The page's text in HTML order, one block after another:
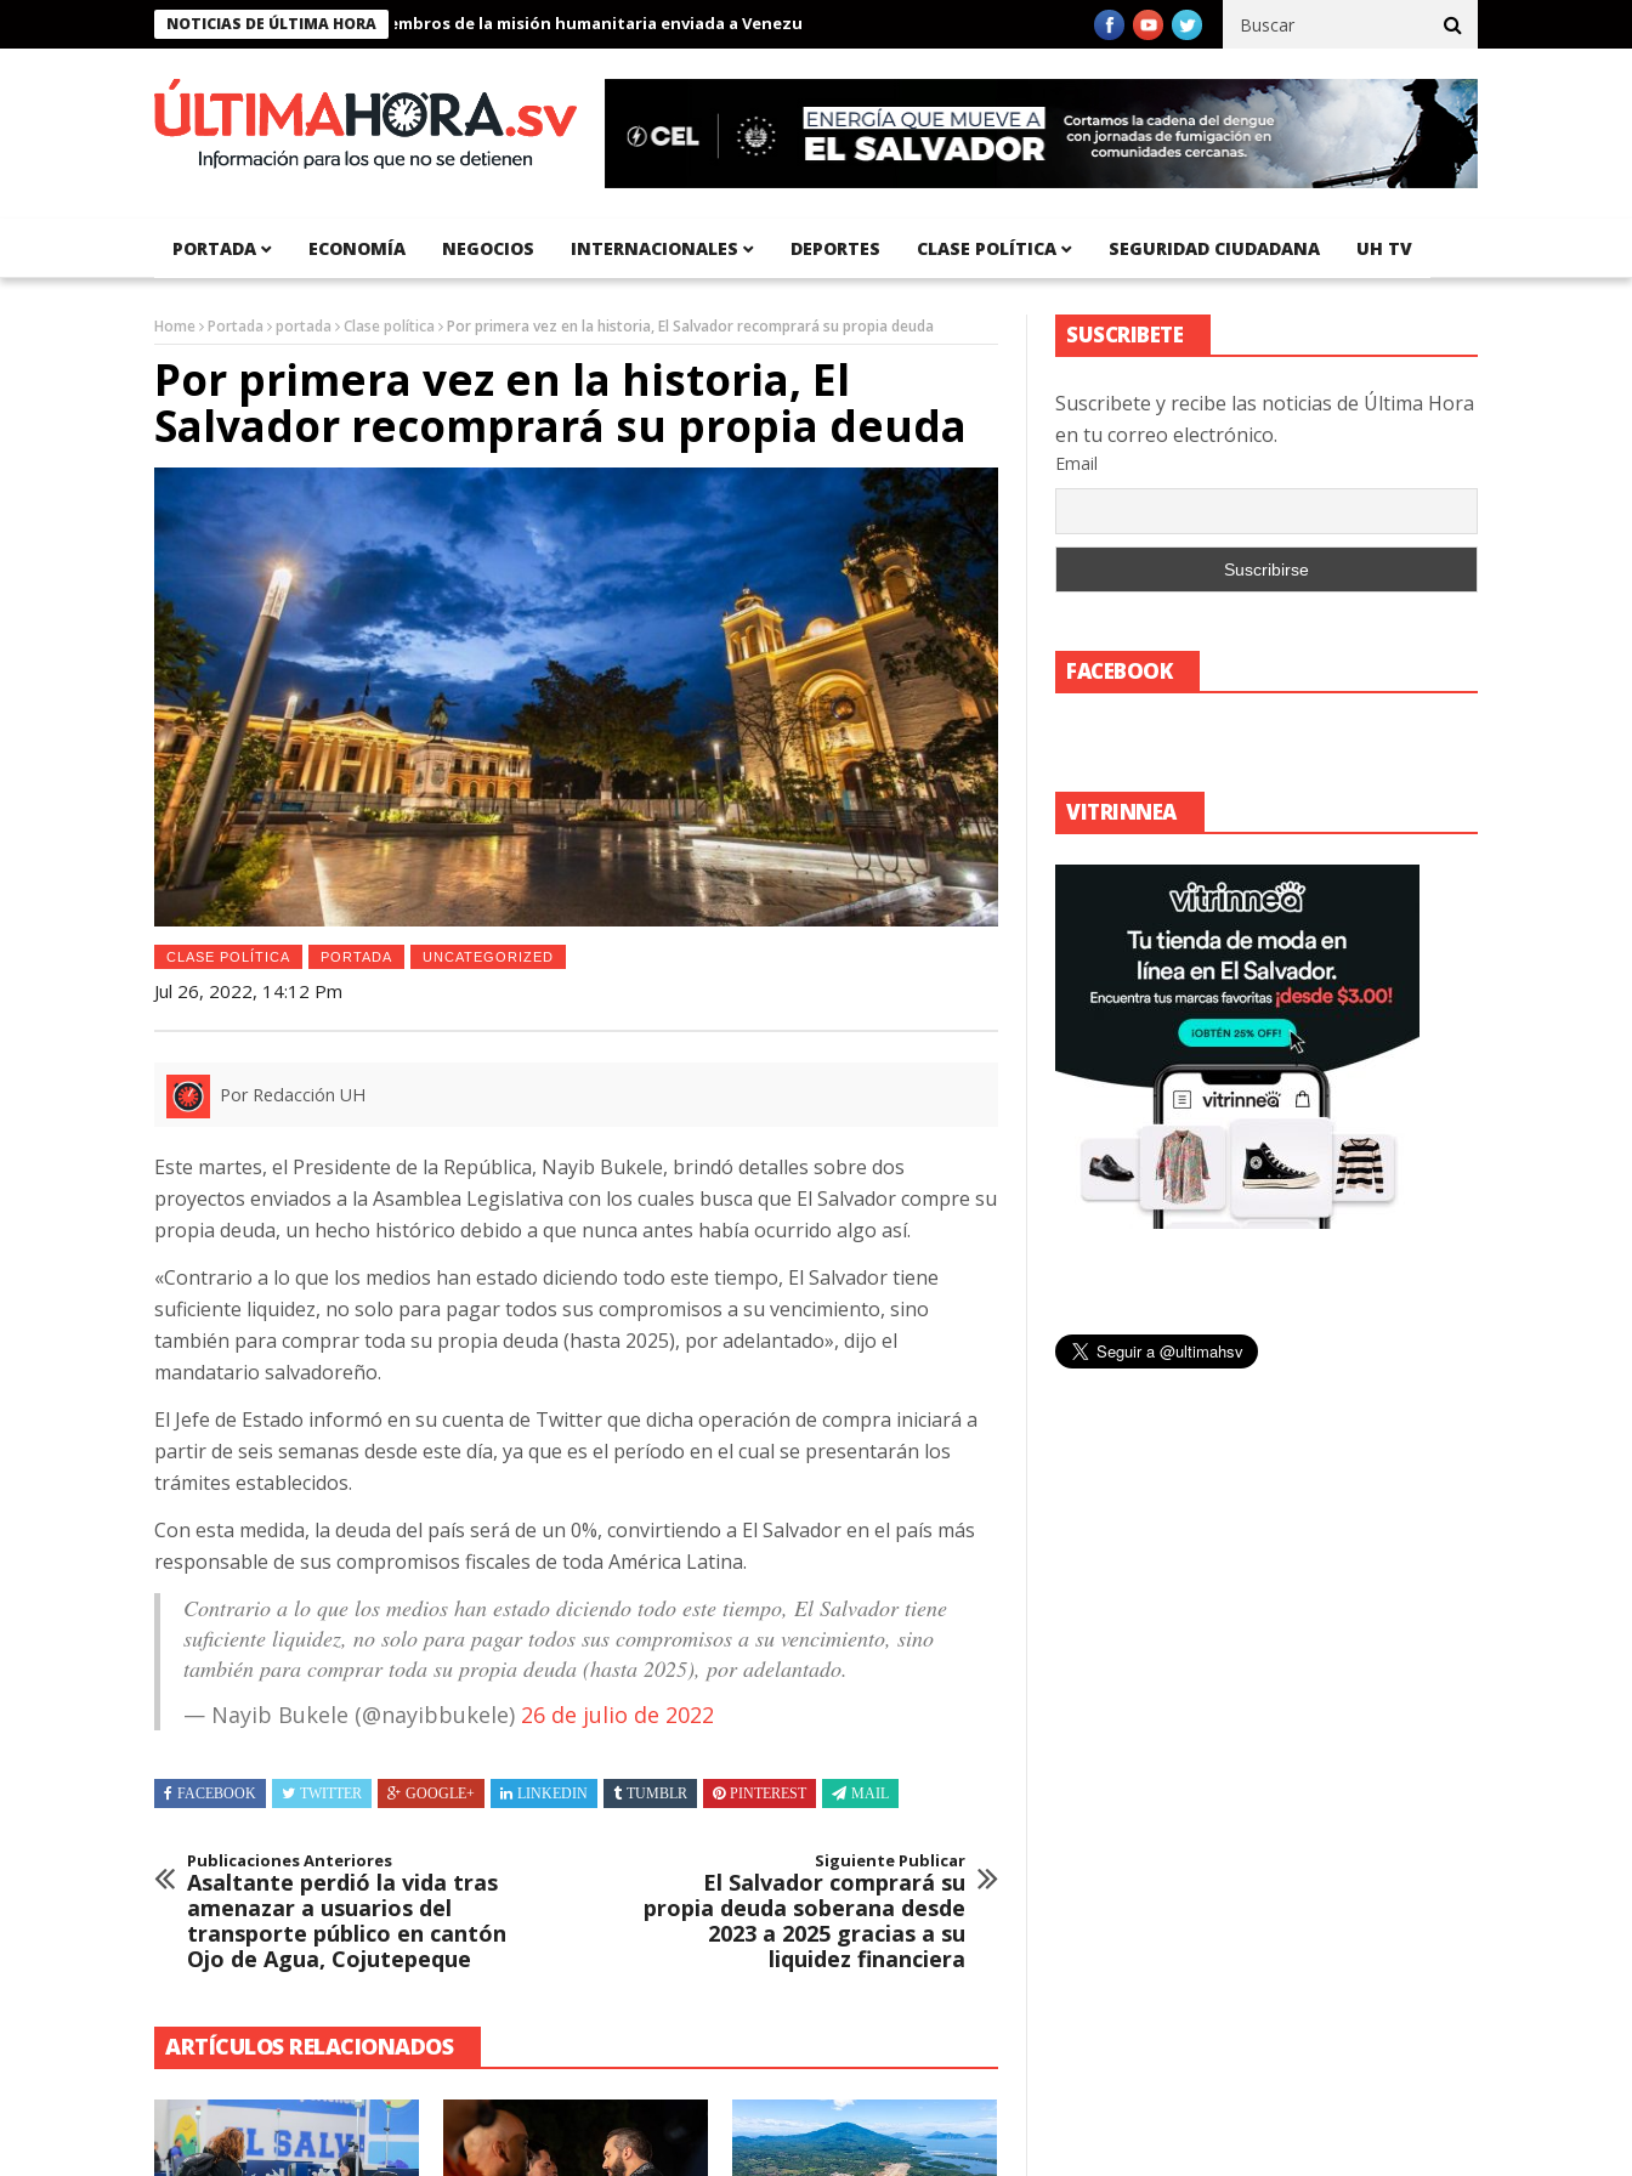
NOTICIAS DE ÚLTIMA HORA
Presidente Bukele condecora a miembros de la misión humanitaria enviada a Venezuela Aeropuerto Internacional del Pacífico registra 92 % de avance en obras de terracería
PORTADA ECONOMÍA NEGOCIOS INTERNACIONALES DEPORTES CLASE POLÍTICA SEGURIDAD CIUDADANA UH TV
Home Portada portada Clase política Por primera vez en la historia, El Salvador recomprará su propia deuda
Por primera vez en la historia, El
Salvador recomprará su propia deuda
CLASE POLÍTICA PORTADA UNCATEGORIZED
Jul 26, 2022, 14:12 Pm
Por Redacción UH
Este martes, el Presidente de la República, Nayib Bukele, brindó detalles sobre dos
proyectos enviados a la Asamblea Legislativa con los cuales busca que El Salvador compre su
propia deuda, un hecho histórico debido a que nunca antes había ocurrido algo así.
«Contrario a lo que los medios han estado diciendo todo este tiempo, El Salvador tiene
suficiente liquidez, no solo para pagar todos sus compromisos a su vencimiento, sino
también para comprar toda su propia deuda (hasta 2025), por adelantado», dijo el
mandatario salvadoreño.
El Jefe de Estado informó en su cuenta de Twitter que dicha operación de compra iniciará a
partir de seis semanas desde este día, ya que es el período en el cual se presentarán los
trámites establecidos.
Con esta medida, la deuda del país será de un 0%, convirtiendo a El Salvador en el país más
responsable de sus compromisos fiscales de toda América Latina.
Contrario a lo que los medios han estado diciendo todo este tiempo, El Salvador tiene
suficiente liquidez, no solo para pagar todos sus compromisos a su vencimiento, sino
también para comprar toda su propia deuda (hasta 2025), por adelantado.
— Nayib Bukele (@nayibbukele) 26 de julio de 2022
FACEBOOK TWITTER GOOGLE+ LINKEDIN TUMBLR PINTEREST MAIL
Publicaciones Anteriores
Asaltante perdió la vida tras
amenazar a usuarios del
transporte público en cantón
Ojo de Agua, Cojutepeque
Siguiente Publicar
El Salvador comprará su
propia deuda soberana desde
2023 a 2025 gracias a su
liquidez financiera
ARTÍCULOS RELACIONADOS
SUSCRIBETE
Suscribete y recibe las noticias de Última Hora
en tu correo electrónico.
Email
FACEBOOK
VITRINNEA